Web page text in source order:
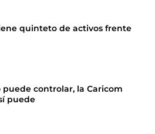
quinteto de activos frente
controlar, la Caricom
puede